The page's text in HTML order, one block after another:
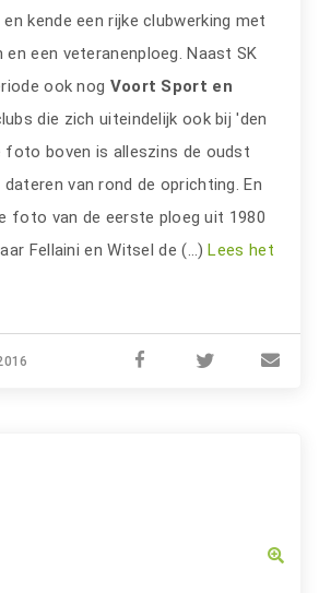
kende een rijke clubwerking met
en een veteranenploeg. Naast SK
ook nog Voort Sport en
die zich uiteindelijk ook bij 'den
foto boven is alleszins de oudst
van rond de oprichting. En
foto van de eerste ploeg uit 1980
Fellaini en Witsel de (…)Lees het